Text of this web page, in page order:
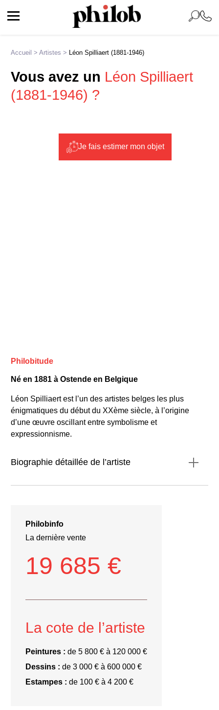
Accueil >Artistes > Léon Spilliaert (1881-1946)
Vous avez un Léon Spilliaert
(1881-1946) ?
Je fais estimer mon objet
Philobitude
Né en 1881 à Ostende en Belgique
Léon Spilliaert est l’un des artistes belges les plus
énigmatiques du début du XXème siècle, à l’origine
d’une œuvre oscillant entre symbolisme et
expressionnisme.
Biographie détaillée de l’artiste
Philobinfo
La dernière vente
19 685 €
La cote de l’artiste
Peintures : de 5 800 € à 120 000 €
Dessins : de 3 000 € à 600 000 €
Estampes : de 100 € à 4 200 €